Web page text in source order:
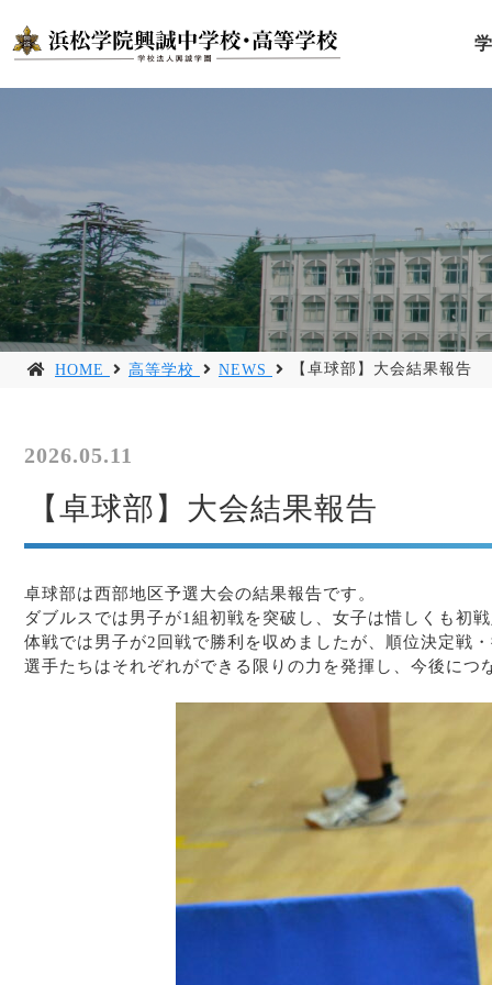
HOME 高等学校 NEWS 【卓球部】大会結果報告
2026.05.11
【卓球部】大会結果報告
卓球部は西部地区予選大会の結果報告です。
ダブルスでは男子が1組初戦を突破し、女子は惜しくも初
体戦では男子が2回戦で勝利を収めましたが、順位決定戦
選手たちはそれぞれができる限りの力を発揮し、今後に